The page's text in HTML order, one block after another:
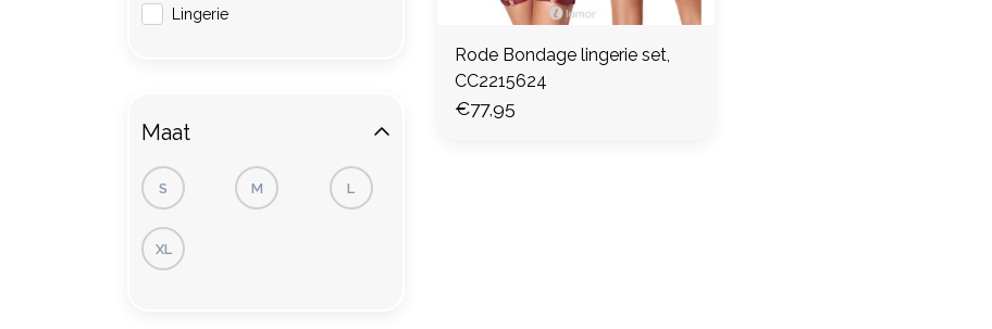
Rode Bondage lingerie set,
CC2215624
€77,95
Lingerie
Maat
S M L
XL